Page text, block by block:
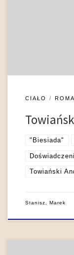
CIAŁO
"Biesiada"
Towiański
Stanisz, Marek